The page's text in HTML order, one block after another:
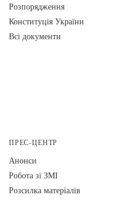
Розпорядження
Конституція України
Всі документи
ПРЕС-ЦЕНТР
Анонси
Робота зі ЗМІ
Розсилка матеріалів